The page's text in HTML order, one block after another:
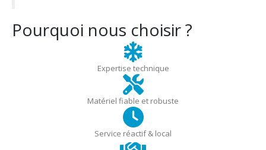
Pourquoi nous choisir ?
Expertise technique
Matériel fiable et robuste
Service réactif & local